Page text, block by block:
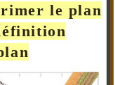
le plan